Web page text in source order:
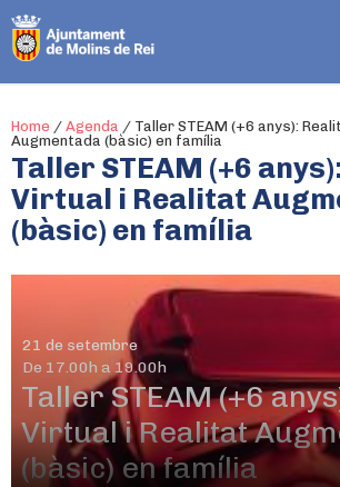
Home / Agenda / Taller STEAM (+6 anys):
Augmentada (bàsic) en família
Taller STEAM (+6
Virtual i Realitat
(bàsic) en família
21 de setembre
De 17.00h a 19.00h
Taller STEAM (+6
Virtual i Realitat
(bàsic) en família